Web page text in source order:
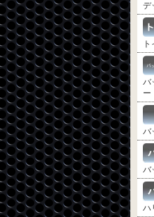
デ
バ
ー
バ
バ
ハ